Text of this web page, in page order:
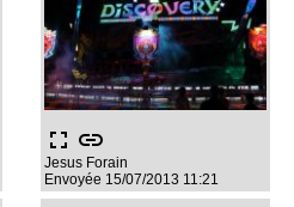
fullscreen link
Jesus Forain
Envoyée 15/07/2013 11:21